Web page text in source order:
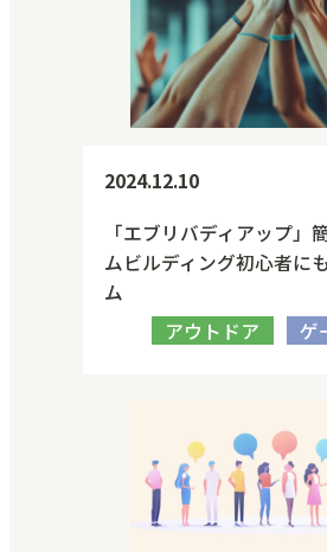
2024.12.10
「エブリバディアップ」
ムビルディング初心者に
ム
アウトドア
ゲ